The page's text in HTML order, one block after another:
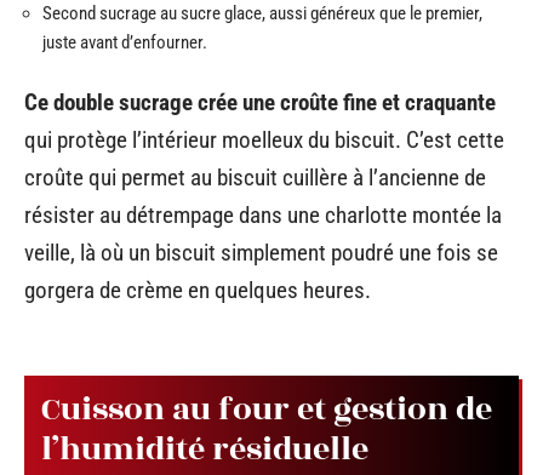
Second sucrage au sucre glace, aussi généreux que le premier,
juste avant d’enfourner.
Ce double sucrage crée une croûte fine et craquante
qui protège l’intérieur moelleux du biscuit. C’est cette
croûte qui permet au biscuit cuillère à l’ancienne de
résister au détrempage dans une charlotte montée la
veille, là où un biscuit simplement poudré une fois se
gorgera de crème en quelques heures.
Cuisson au four et gestion de
l’humidité résiduelle